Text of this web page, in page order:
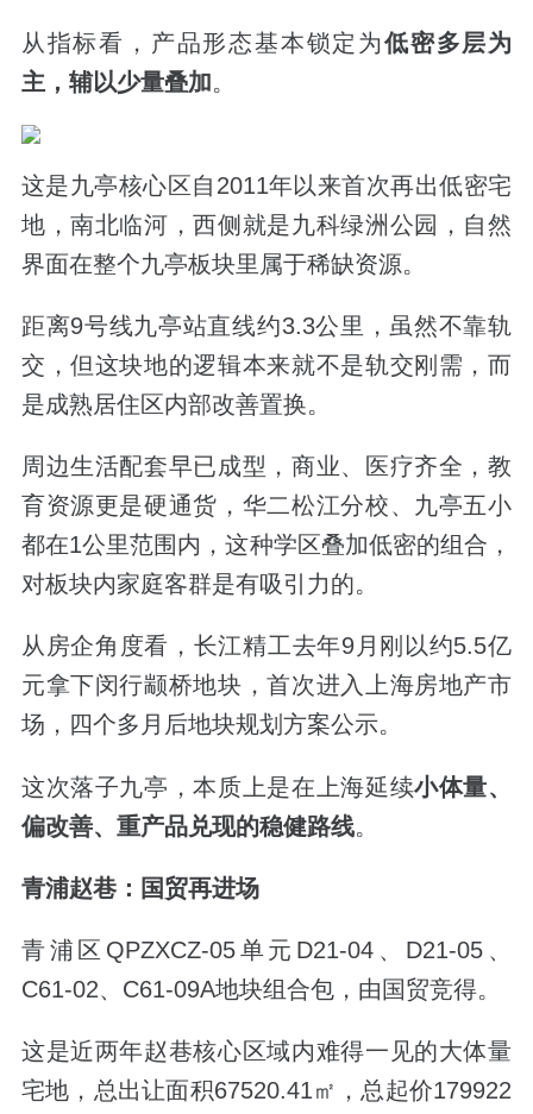
从指标看，产品形态基本锁定为低密多层为
主，辅以少量叠加。
这是九亭核心区自 2011年以来首次再出低密宅
地，南北临河，西侧就是九科绿洲公园，自然
界面在整个九亭板块里属于稀缺资源。
距离9号线九亭站直线约3.3公里，虽然不靠轨
交，但这块地的逻辑本来就不是轨交刚需，而
是成熟居住区内部改善置换。
周边生活配套早已成型，商业、医疗齐全，教
育资源更是硬通货，华二松江分校、九亭五小
都在1公里范围内，这种学区叠加低密的组合，
对板块内家庭客群是有吸引力的。
从房企角度看，长江精工去年9月刚以约5.5亿
元拿下闵行颛桥地块，首次进入上海房地产市
场，四个多月后地块规划方案公示。
这次落子九亭，本质上是在上海延续小体量、
偏改善、重产品兑现的稳健路线。
青浦赵巷：国贸再进场
青浦区 QPZXCZ-05单元 D21-04 、 D21-05 、
C61-02、 C61-09A地块组合包，由国贸竞得。
这是近两年赵巷核心区域内难得一见的大体量
宅地，总出让面积67520.41㎡，总起价179922